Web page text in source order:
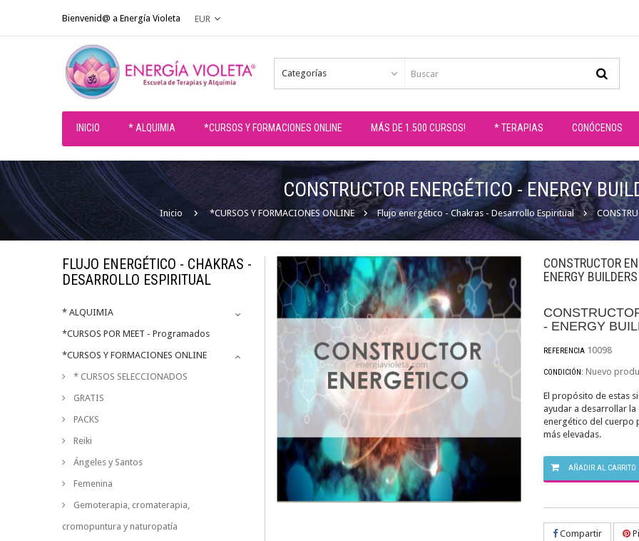
Bienvenid@ a Energía Violeta EUR
Categorías
INICIO * ALQUIMIA *CURSOS Y FORMACIONES ONLINE MÁS DE 1.500 CURSOS! * TERAPIAS CONÓCENOS
CONSTRUCTOR ENERGÉTICO - ENERGY
Inicio *CURSOS Y FORMACIONES ONLINE Flujo energético - Chakras - Desarrollo Espiritual
FLUJO ENERGÉTICO - CHAKRAS -
DESARROLLO ESPIRITUAL
* ALQUIMIA
*CURSOS POR MEET - Programados
*CURSOS Y FORMACIONES ONLINE
* CURSOS SELECCIONADOS
GRATIS
PACKS
Reiki
Ángeles y Santos
Femenina
Gemoterapia, cromaterapia,
cromopuntura y naturopatía
CONSTRUCTOR
ENERGY BUILDERS
- ENERGY
REFERENCIA 10098
CONDICIÓN: Nuevo
El propósito de estas
ayudar a desarrollar
energético del cuerpo
más elevadas.
AÑADIR AL CARRITO
Compartir